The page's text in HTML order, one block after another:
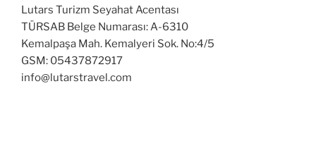
Lutars Turizm Seyahat Acentası
TÜRSAB Belge Numarası: A-6310
Kemalpaşa Mah. Kemalyeri Sok. No:4/5
GSM: 05437872917
info@lutarstravel.com